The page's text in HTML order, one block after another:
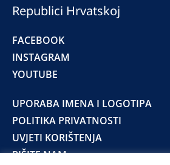
Republici Hrvatskoj
FACEBOOK
INSTAGRAM
YOUTUBE
UPORABA IMENA I LOGOTIPA
POLITIKA PRIVATNOSTI
UVJETI KORIŠTENJA
PIŠITE NAM